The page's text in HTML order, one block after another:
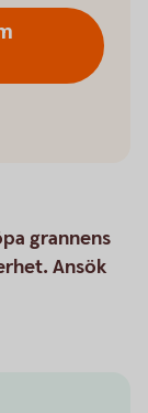
grannens
Ansök